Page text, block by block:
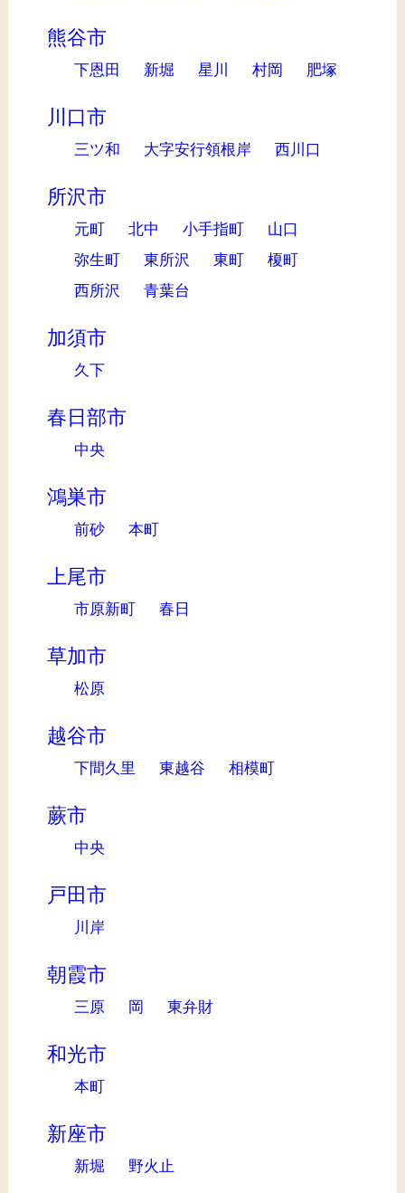
熊谷市
下恩田 新堀 星川 村岡 肥塚
川口市
三ツ和 大字安行領根岸 西川口
所沢市
元町 北中 小手指町
山口
弥生町
東所沢 東町
榎町
西所沢
青葉台
加須市
久下
春日部市
中央
鴻巣市
前砂 本町
上尾市
市原新町 春日
草加市
松原
越谷市
下間久里 東越谷 相模町
蕨市
中央
戸田市
川岸
朝霞市
三原 岡 東弁財
和光市
本町
新座市
新堀 野火止